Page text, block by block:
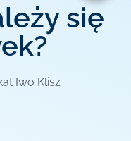
się
Iwo Klisz